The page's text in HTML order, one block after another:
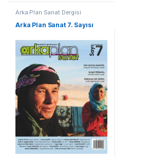
Arka Plan Sanat Dergisi
Arka Plan Sanat 7. Sayısı